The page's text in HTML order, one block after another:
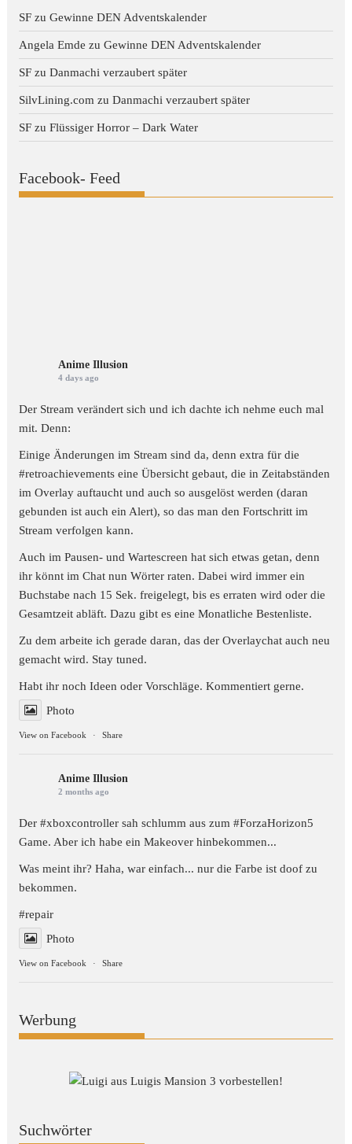
SF zuGewinne DEN Adventskalender
Angela Emde zuGewinne DEN Adventskalender
SF zuDanmachi verzaubert später
SilvLining.com zuDanmachi verzaubert später
SF zuFlüssiger Horror – Dark Water
Facebook- Feed
Anime Illusion
4 days ago
Der Stream verändert sich und ich dachte ich nehme euch mal
mit. Denn:
Einige Änderungen im Stream sind da, denn extra für die
#retroachievements eine Übersicht gebaut, die in Zeitabständen
im Overlay auftaucht und auch so ausgelöst werden (daran
gebunden ist auch ein Alert), so das man den Fortschritt im
Stream verfolgen kann.
Auch im Pausen- und Wartescreen hat sich etwas getan, denn
ihr könnt im Chat nun Wörter raten. Dabei wird immer ein
Buchstabe nach 15 Sek. freigelegt, bis es erraten wird oder die
Gesamtzeit abläft. Dazu gibt es eine Monatliche Bestenliste.
Zu dem arbeite ich gerade daran, das der Overlaychat auch neu
gemacht wird. Stay tuned.
Habt ihr noch Ideen oder Vorschläge. Kommentiert gerne.
Photo
View on Facebook · Share
Anime Illusion
2 months ago
Der #xboxcontroller sah schlumm aus zum#ForzaHorizon5
Game. Aber ich habe ein Makeover hinbekommen...
Was meint ihr? Haha, war einfach... nur die Farbe ist doof zu
bekommen.
#repair
Photo
View on Facebook · Share
Werbung
Suchwörter